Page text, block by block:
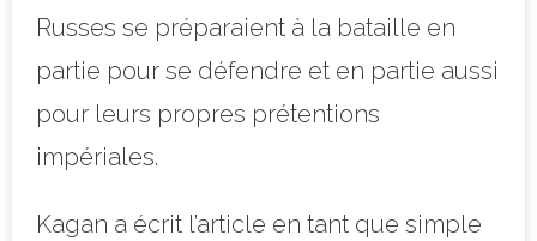
Russes se préparaient à la bataille en
partie pour se défendre et en partie aussi
pour leurs propres prétentions
impériales.
Kagan a écrit l’article en tant que simple